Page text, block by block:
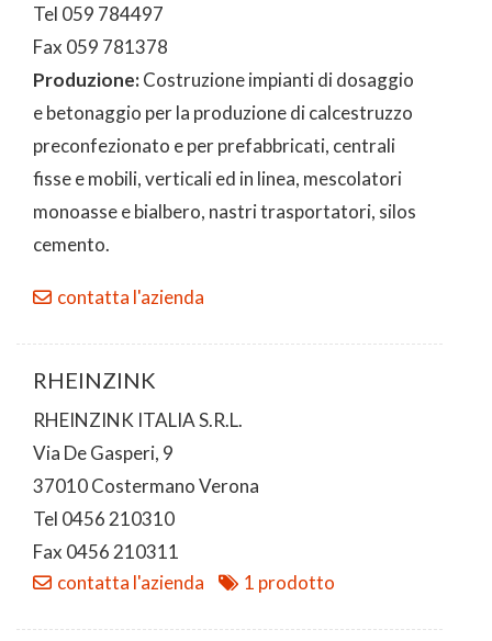
Tel 059 784497
Fax 059 781378
Produzione:Costruzione impianti di dosaggio
e betonaggio per la produzione di calcestruzzo
preconfezionato e per prefabbricati, centrali
fisse e mobili, verticali ed in linea, mescolatori
monoasse e bialbero, nastri trasportatori, silos
cemento.
contatta l'azienda
RHEINZINK
RHEINZINK ITALIA S.R.L.
Via De Gasperi, 9
37010 Costermano Verona
Tel 0456 210310
Fax 0456 210311
contatta l'azienda
1 prodotto